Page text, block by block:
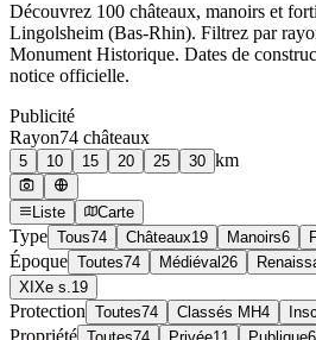
Découvrez 100 châteaux, manoirs et
Lingolsheim (Bas-Rhin). Filtrez par
Monument Historique. Dates de
notice officielle.
Publicité
Rayon74 châteaux
5 10 15 20 25 30 km
Liste Carte
Type Tous74 Châteaux19 Manoirs6
Époque Toutes74 Médiéval 26
XIXe s. 19
Protection Toutes74 Classés MH4
Propriété